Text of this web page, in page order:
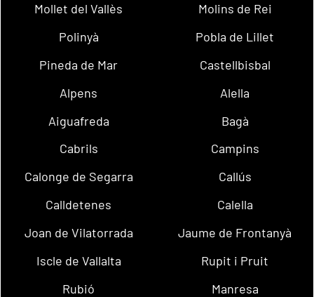
Mollet del Vallès
Molins de Rei
Polinyà
Pobla de Lillet
Pineda de Mar
Castellbisbal
Alpens
Alella
Aiguafreda
Bagà
Cabrils
Campins
Calonge de Segarra
Callús
Calldetenes
Calella
Joan de Vilatorrada
Jaume de Frontanyà
Iscle de Vallalta
Rupit i Pruit
Rubió
Manresa